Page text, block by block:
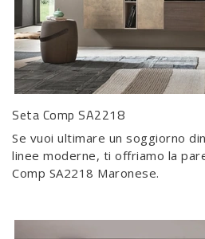
Seta Comp SA2218
Se vuoi ultimare un soggiorno
linee moderne, ti offriamo la
Comp SA2218 Maronese.